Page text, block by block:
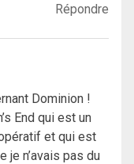
Répondre
Dominion !
End qui est un
et qui est
je n’avais pas du